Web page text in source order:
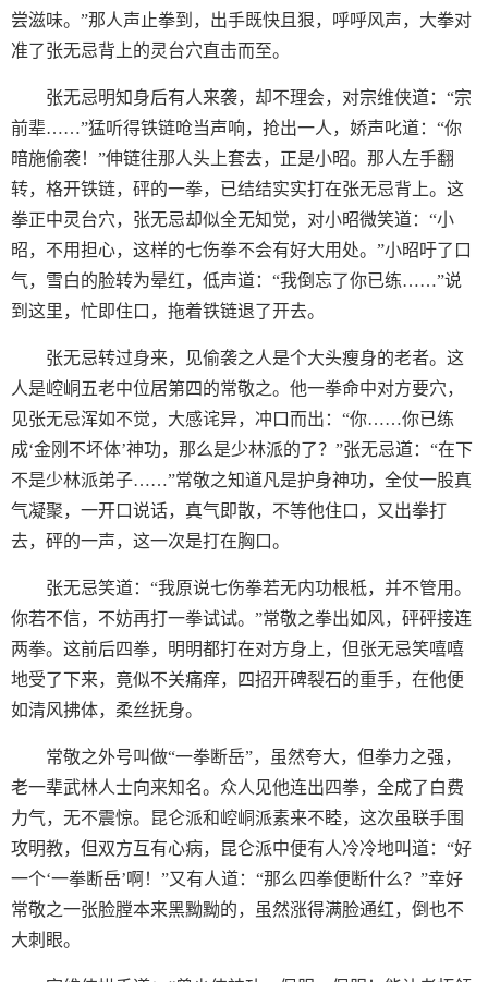
尝滋味。”那人声止拳到，出手既快且狠，呼呼风声，大拳对
准了张无忌背上的灵台穴直击而至。
张无忌明知身后有人来袭，却不理会，对宗维侠道：“宗
前辈……”猛听得铁链呛当声响，抢出一人，娇声叱道：“你
暗施偷袭！”伸链往那人头上套去，正是小昭。那人左手翻
转，格开铁链，砰的一拳，已结结实实打在张无忌背上。这
拳正中灵台穴，张无忌却似全无知觉，对小昭微笑道：“小
昭，不用担心，这样的七伤拳不会有好大用处。”小昭吁了口
气，雪白的脸转为晕红，低声道：“我倒忘了你已练……”说
到这里，忙即住口，拖着铁链退了开去。
张无忌转过身来，见偷袭之人是个大头瘦身的老者。这
人是崆峒五老中位居第四的常敬之。他一拳命中对方要穴，
见张无忌浑如不觉，大感诧异，冲口而出：“你……你已练
成‘金刚不坏体’神功，那么是少林派的了？”张无忌道：“在下
不是少林派弟子……”常敬之知道凡是护身神功，全仗一股真
气凝聚，一开口说话，真气即散，不等他住口，又出拳打
去，砰的一声，这一次是打在胸口。
张无忌笑道：“我原说七伤拳若无内功根柢，并不管用。
你若不信，不妨再打一拳试试。”常敬之拳出如风，砰砰接连
两拳。这前后四拳，明明都打在对方身上，但张无忌笑嘻嘻
地受了下来，竟似不关痛痒，四招开碑裂石的重手，在他便
如清风拂体，柔丝抚身。
常敬之外号叫做“一拳断岳”，虽然夸大，但拳力之强，
老一辈武林人士向来知名。众人见他连出四拳，全成了白费
力气，无不震惊。昆仑派和崆峒派素来不睦，这次虽联手围
攻明教，但双方互有心病，昆仑派中便有人冷冷地叫道：“好
一个‘一拳断岳’啊！”又有人道：“那么四拳便断什么？”幸好
常敬之一张脸膛本来黑黝黝的，虽然涨得满脸通红，倒也不
大刺眼。